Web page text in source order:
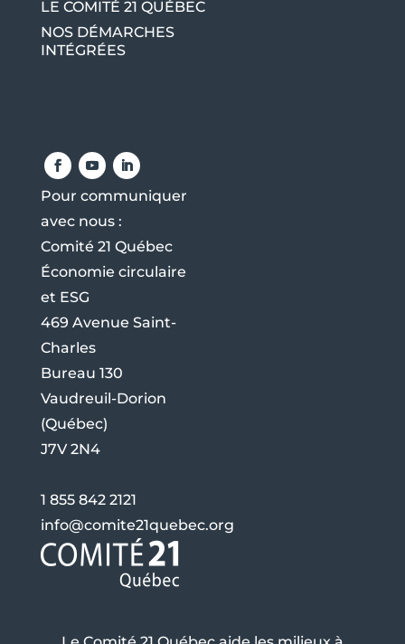
LE COMITÉ 21 QUÉBEC
NOS DÉMARCHES
INTÉGRÉES
Pour communiquer
avec nous :
Comité 21 Québec
Économie circulaire
et ESG
469 Avenue Saint-
Charles
Bureau 130
Vaudreuil-Dorion
(Québec)
J7V 2N4
1 855 842 2121
info@comite21quebec.org